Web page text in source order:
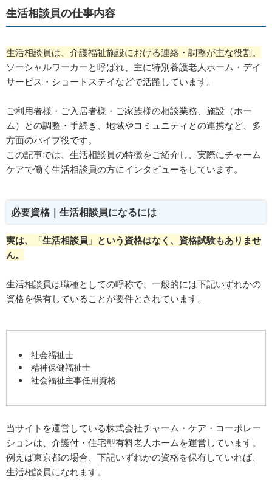
生活相談員の仕事内容
生活相談員は、介護福祉施設における連絡・調整が主な役割。
ソーシャルワーカーと呼ばれ、主に特別養護老人ホーム・デイ
サービス・ショートステイなどで活躍しています。
ご利用者様・ご入居者様・ご家族様の相談業務、施設（ホー
ム）との調整・手続き、地域やコミュニティとの連携など、多
方面のパイプ役です。
この記事では、生活相談員の特徴をご紹介し、実際にチャーム
ケアで働く生活相談員の方にインタビューをしています。
必要資格｜生活相談員になるには
実は、「生活相談員」という資格はなく、資格試験もありませ
ん。
生活相談員は職種としての呼称で、一般的には下記いずれかの
資格を保有していることが要件とされています。
社会福祉士
精神保健福祉士
社会福祉主事任用資格
当サイトを運営している株式会社チャーム・ケア・コーポレー
ションは、介護付・住宅型有料老人ホームを運営しています。
例えば東京都の場合、下記いずれかの資格を保有していれば、
生活相談員になれます。